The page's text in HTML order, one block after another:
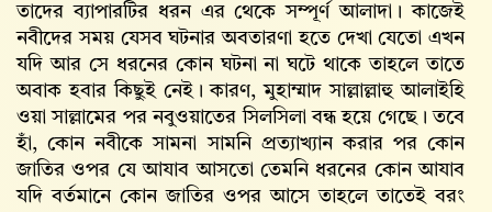
তাদের ব্যাপারটির ধরন এর থেকে সম্পূর্ণ আলাদা। কাজেই
নবীদের সময় যেসব ঘটনার অবতারণা হতে দেখা যেতো এখন
যদি আর সে ধরনের কোন ঘটনা না ঘটে থাকে তাহলে তাতে
অবাক হবার কিছুই নেই। কারণ, মুহাম্মাদ সাল্লাল্লাহু আলাইহি
ওয়া সাল্লামের পর নবুওয়াতের সিলসিলা বন্ধ হয়ে গেছে। তবে
হাঁ, কোন নবীকে সামনা সামনি প্রত্যাখ্যান করার পর কোন
জাতির ওপর যে আযাব আসতো তেমনি ধরনের কোন আযাব
যদি বর্তমানে কোন জাতির ওপর আসে তাহলে তাতেই বরং